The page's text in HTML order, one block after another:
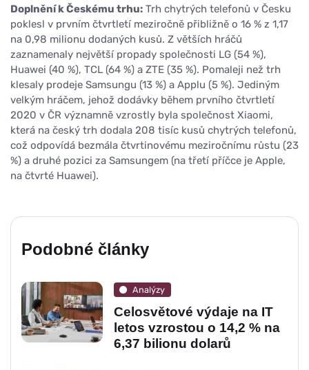
Doplnění k Českému trhu: Trh chytrých telefonů v Česku
poklesl v prvním čtvrtletí meziročně přibližně o 16 % z 1,17
na 0,98 milionu dodaných kusů. Z větších hráčů
zaznamenaly největší propady společnosti LG (54 %),
Huawei (40 %), TCL (64 %) a ZTE (35 %). Pomaleji než trh
klesaly prodeje Samsungu (13 %) a Applu (5 %). Jediným
velkým hráčem, jehož dodávky během prvního čtvrtletí
2020 v ČR významně vzrostly byla společnost Xiaomi,
která na český trh dodala 208 tisíc kusů chytrých telefonů,
což odpovídá bezmála čtvrtinovému meziročnímu růstu (23
%) a druhé pozici za Samsungem (na třetí příčce je Apple,
na čtvrté Huawei).
Podobné články
Analýzy
Celosvětové výdaje na IT
letos vzrostou o 14,2 % na
6,37 bilionu dolarů